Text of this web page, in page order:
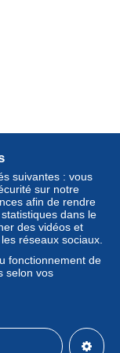
peut
du compte
Les
telles
, sont
14 jours
suivantes : vous
sur notre
afin de rendre
dans le
des vidéos et
réseaux sociaux.
fonctionnement de
selon vos